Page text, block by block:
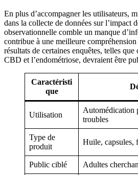
En plus d’accompagner les utilisateurs,
dans la collecte de données sur l’impact
observationnelle comble un manque
contribue à une meilleure
résultats de certaines enquêtes, telles
CBD et l’endométriose, devraient être
Caractéristi
que
Utilisation
Automédication
troubles
Type de
produit
Huile, capsules,
Public ciblé Adultes